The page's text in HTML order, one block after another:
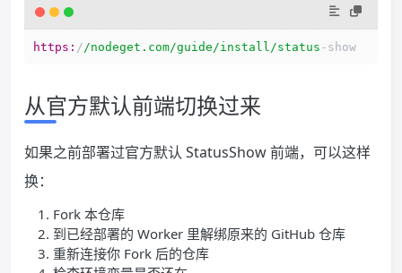
https: / /nodeget.com/guide /install/status -show
从官方默认前端切换过来
如果之前部署过官方默认 StatusShow 前端，可以这样
换：
Fork 本仓库
到已经部署的 Worker 里解绑原来的 GitHub 仓库
重新连接你 Fork 后的仓库